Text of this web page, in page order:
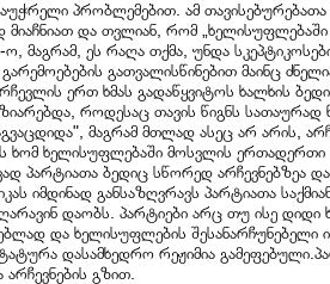
პრობლემებით. ამ თავისებურებათა
და თვლიან, რომ „ხელისუფლებაში
მაგრამ, ეს რაღა თქმა, უნდა
გათვალისწინებით მაინც
ერთ ხმას გადაწყვიტოს ხალხის
როდესაც თავის წიგნს სათაურად
მაგრამ მთლად ასეც არ არის,
ხომ ხელისუფლებაში მოსვლის
პარტიათა ბედიც სწორედ არჩევნებზეა
იმდინად განსაზღვრავს პარტიათა
დაობს. პარტიები არც თუ ისე დიდი
და ხელისუფლების შესანარჩუნებელი
დასამხედრო რეჟიმია
გზით.